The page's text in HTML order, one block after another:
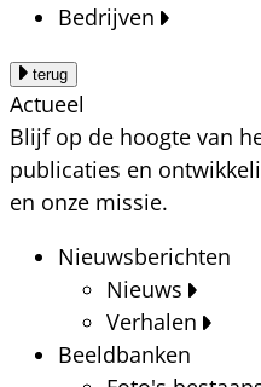
Bedrijven
terug
Actueel
Blijf op de hoogte van
publicaties en
en onze missie.
Nieuwsberichten
Nieuws
Verhalen
Beeldbanken